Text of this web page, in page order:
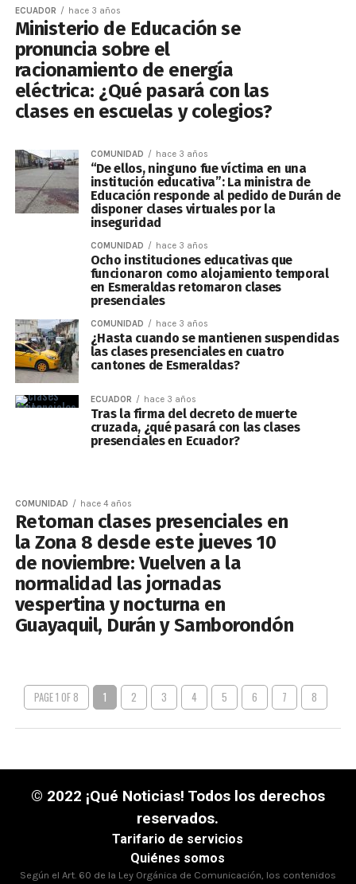
ECUADOR hace 3 años
Ministerio de Educación se
pronuncia sobre el
racionamiento de energía
eléctrica: ¿Qué pasará con las
clases en escuelas y colegios?
COMUNIDAD hace 3 años
“De ellos, ninguno fue víctima en una
institución educativa”: La ministra de
Educación responde al pedido de Durán de
disponer clases virtuales por la
inseguridad
COMUNIDAD hace 3 años
Ocho instituciones educativas que
funcionaron como alojamiento temporal
en Esmeraldas retomaron clases
presenciales
COMUNIDAD hace 3 años
¿Hasta cuando se mantienen suspendidas
las clases presenciales en cuatro
cantones de Esmeraldas?
ECUADOR hace 3 años
Tras la firma del decreto de muerte
cruzada, ¿qué pasará con las clases
presenciales en Ecuador?
COMUNIDAD hace 4 años
Retoman clases presenciales en
la Zona 8 desde este jueves 10
de noviembre: Vuelven a la
normalidad las jornadas
vespertina y nocturna en
Guayaquil, Durán y Samborondón
PAGE 1 OF 8 1 2 3 4 5 6 7 8
© 2022 ¡Qué Noticias! Todos los derechos
reservados.
Tarifario de servicios
Quiénes somos
Según el Art. 60 de la Ley Orgánica de Comunicación, los contenidos